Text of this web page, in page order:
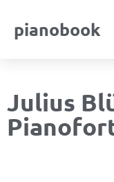
pianobook
Julius